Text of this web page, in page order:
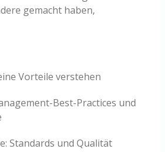
gemacht haben,
Vorteile verstehen
Best-Practices und
und Qualität